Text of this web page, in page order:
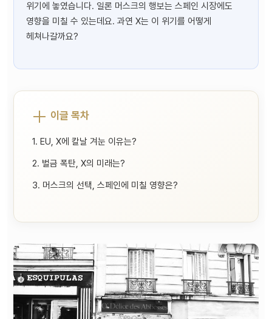
위기에 놓였습니다. 일론 머스크의 행보는 스페인 시장에도
영향을 미칠 수 있는데요. 과연 X는 이 위기를 어떻게
헤쳐나갈까요?
이글 목차
1. EU, X에 칼날 겨눈 이유는?
2. 벌금 폭탄, X의 미래는?
3. 머스크의 선택, 스페인에 미칠 영향은?